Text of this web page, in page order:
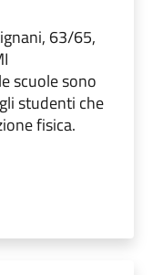
63/65,
scuole sono
studenti che
fisica.